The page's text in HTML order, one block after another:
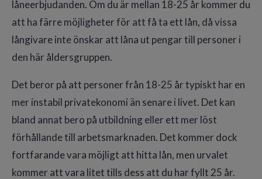
låneerbjudanden. Om du är mellan 18-25 år kommer du
att ha färre möjligheter för att få ta ett lån, då vissa
långivare inte önskar att låna ut pengar till personer i
den här åldersgruppen.
Det beror på att personer från 18-25 år typiskt har en
mer instabil privatekonomi än senare i livet. Det kan
bland annat bero på utbildning eller ett mer löst
förhållande till arbetsmarknaden. Det kommer dock
fortfarande vara möjligt att hitta lån, men urvalet
kommer att vara litet tills dess att du har fyllt 25 år.